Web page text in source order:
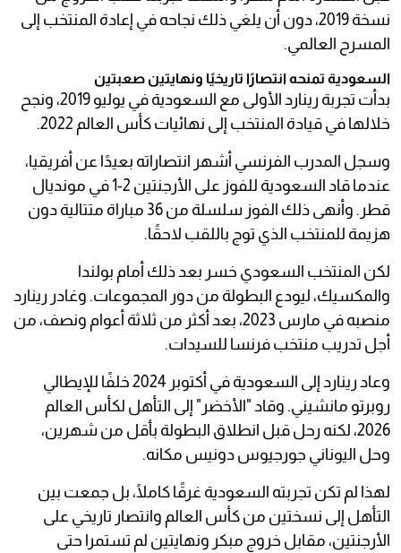
نسخة 2019، دون أن يلغي ذلك نجاحه في إعادة المنتخب إلى
المسرح العالمي.
السعودية تمنحه انتصارًا تاريخيًا ونهايتين صعبتين
بدأت تجربة رينارد الأولى مع السعودية في يوليو 2019، ونجح
خلالها في قيادة المنتخب إلى نهائيات كأس العالم 2022.
وسجل المدرب الفرنسي أشهر انتصاراته بعيدًا عن أفريقيا،
عندما قاد السعودية للفوز على الأرجنتين 2-1 في مونديال
قطر. وأنهى ذلك الفوز سلسلة من 36 مباراة متتالية دون
هزيمة للمنتخب الذي توج باللقب لاحقًا.
لكن المنتخب السعودي خسر بعد ذلك أمام بولندا
والمكسيك، ليودع البطولة من دور المجموعات. وغادر رينارد
منصبه في مارس 2023، بعد أكثر من ثلاثة أعوام ونصف، من
أجل تدريب منتخب فرنسا للسيدات.
وعاد رينارد إلى السعودية في أكتوبر 2024 خلفًا للإيطالي
روبرتو مانشيني. وقاد "الأخضر" إلى التأهل لكأس العالم
2026، لكنه رحل قبل انطلاق البطولة بأقل من شهرين،
وحل اليوناني جورجيوس دونيس مكانه.
لهذا لم تكن تجربته السعودية غرقًا كاملًا، بل جمعت بين
التأهل إلى نسختين من كأس العالم وانتصار تاريخي على
الأرجنتين، مقابل خروج مبكر ونهايتين لم تستمرا حتى